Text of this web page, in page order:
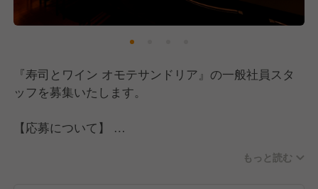
【スキルもキャリアもどんどん上げていけます！】
当店では接客と調理の両方を担当していただきます。
料理の技術はもちろん、お客様との距離が近い環境だ
からこそ接客スキルも自然と磨かれていきます。
チェーン店では決して身につかない幅広いスキルを、
現場で実践的に積んでいける環境です。
加えて当社では希望者にはワインスクールへの参加を
『寿司とワイン オモテサンドリア』の一般社員スタ
ッフを募集いたします。
【応募について】
飲食店での調理経験がある方はもちろん、これから料
もっと読む